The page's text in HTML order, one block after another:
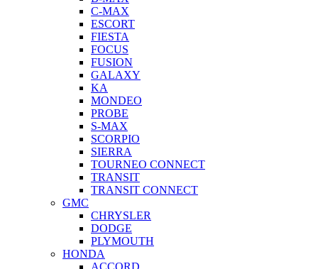
C-MAX
ESCORT
FIESTA
FOCUS
FUSION
GALAXY
KA
MONDEO
PROBE
S-MAX
SCORPIO
SIERRA
TOURNEO CONNECT
TRANSIT
TRANSIT CONNECT
GMC
CHRYSLER
DODGE
PLYMOUTH
HONDA
ACCORD